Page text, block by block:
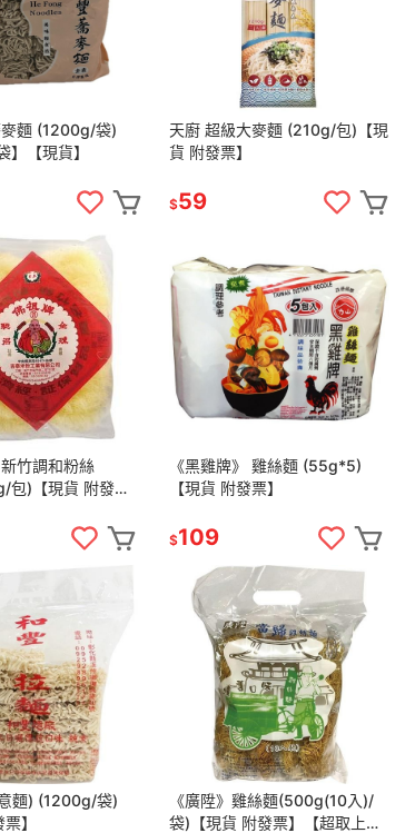
麥麵 (1200g/袋)
】【現貨】
天廚 超級大麥麵 (210g/包)【現
貨 附發票】
$59
新竹調和粉絲
包)【現貨 附發
《黑雞牌》 雞絲麵 (55g*5)
【現貨 附發票】
$109
麵) (1200g/袋)
】
《廣陞》雞絲麵(500g(10入)/
袋)【現貨 附發票】【超取上限